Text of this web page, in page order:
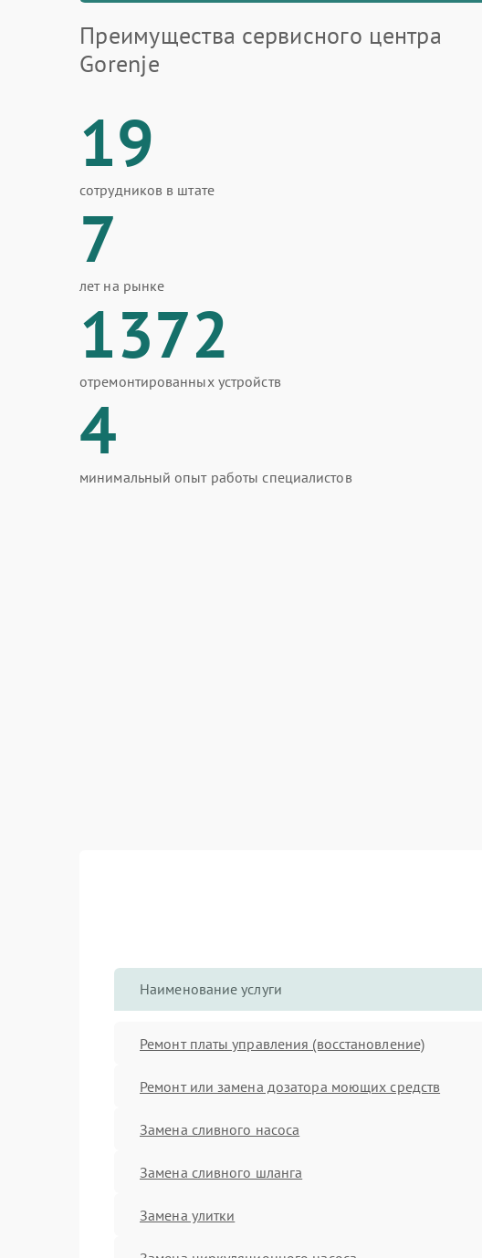
Преимущества сервисного центра
Gorenje
19
сотрудников в штате
7
лет на рынке
1372
отремонтированных устройств
4
минимальный опыт работы специалистов
Наименование услуги
Ремонт платы управления (восстановление)
Ремонт или замена дозатора моющих средств
Замена сливного насоса
Замена сливного шланга
Замена улитки